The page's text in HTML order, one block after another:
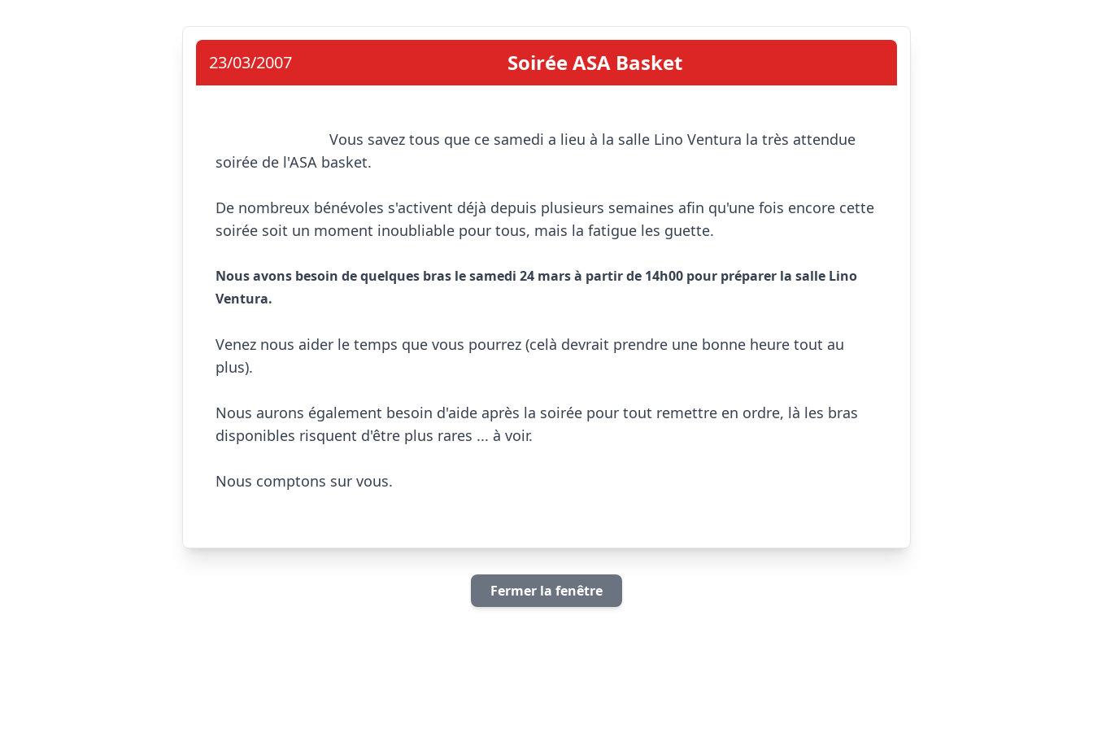
23/03/2007 Soirée ASA Basket
soirée de l'ASA basket.
De nombreux bénévoles s'activent déjà depuis plusieurs semaines afin qu'une fois encore cette
soirée soit un moment inoubliable pour tous, mais la fatigue les guette.
Nous avons besoin de quelques bras le samedi 24 mars à partir de 14h00 pour préparer la salle Lino
Ventura.
Venez nous aider le temps que vous pourrez (celà devrait prendre une bonne heure tout au
plus).
Nous aurons également besoin d'aide après la soirée pour tout remettre en ordre, là les bras
disponibles risquent d'être plus rares ... à voir.
Nous comptons sur vous.
Fermer la fenêtre